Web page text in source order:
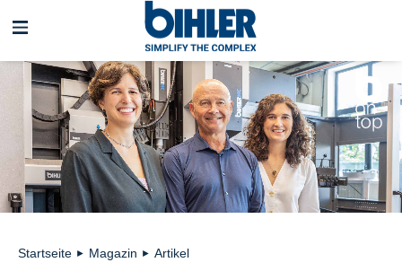
überspringen
Startseite ► Magazin ► Artikel